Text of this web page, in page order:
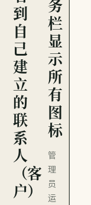
到
自
己
建
立
的
联
系
人
（客
户）
务
栏
显
示
所
有
图
标
管
理
员
运